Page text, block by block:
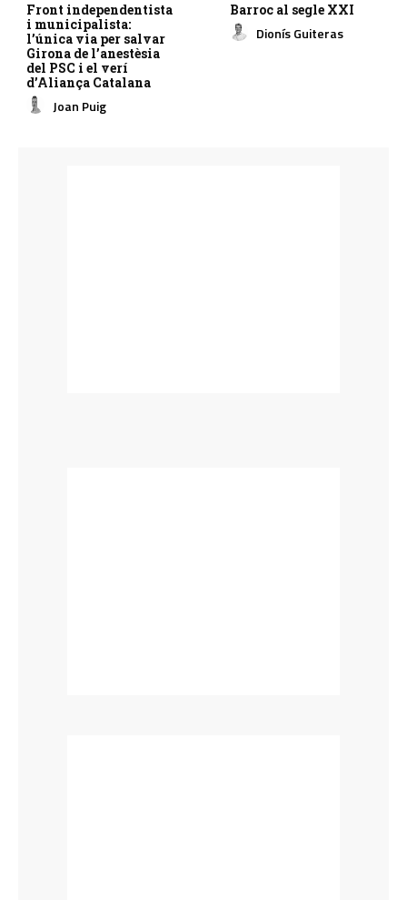
Front independentista
i municipalista:
l’única via per salvar
Girona de l’anestèsia
del PSC i el verí
d’Aliança Catalana
Joan Puig
Barroc al segle XXI
Dionís Guiteras